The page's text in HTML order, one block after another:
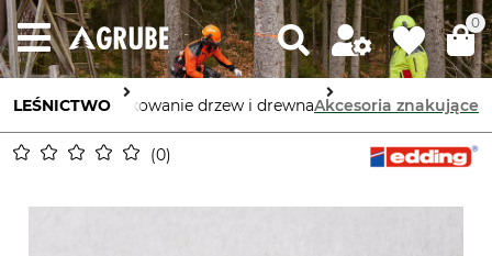
0
LEŚNICTWO
dla leśnikówZnakowanie drzew i drewnaAkcesoria znakujące
0